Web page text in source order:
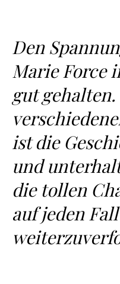
Den
Marie Force
gut
ist die
und
die tollen
auf jeden